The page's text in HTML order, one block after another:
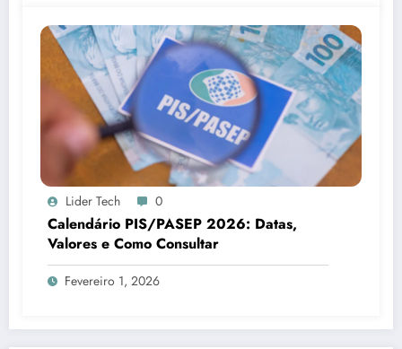
Lider Tech 0
Calendário PIS/PASEP 2026: Datas,
Valores e Como Consultar
Fevereiro 1, 2026